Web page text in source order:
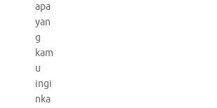
apa
yan
g
kam
u
ingi
nka